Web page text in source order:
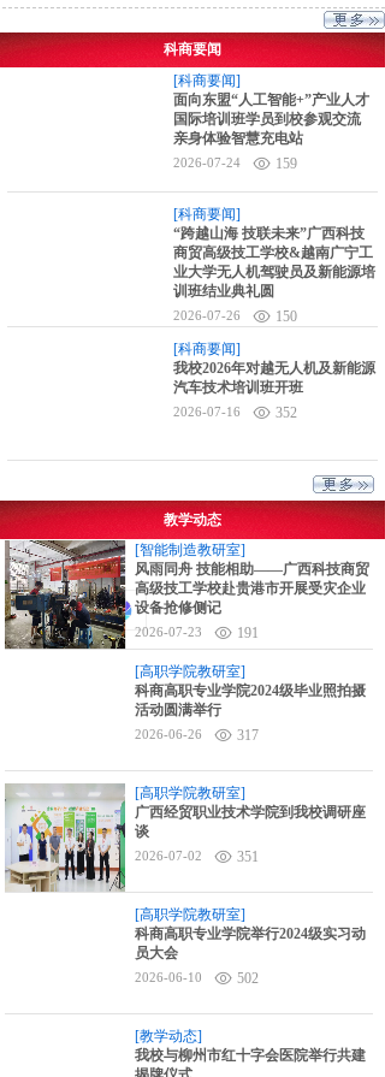
科商要闻
[科商要闻]
面向东盟“人工智能+”产业人才
国际培训班学员到校参观交流
亲身体验智慧充电站
2026-07-24 159
[科商要闻]
“跨越山海 技联未来”广西科技
商贸高级技工学校&越南广宁工
业大学无人机驾驶员及新能源培
训班结业典礼圆
2026-07-26
150
[科商要闻]
我校2026年对越无人机及新能源
汽车技术培训班开班
2026-07-16 352
教学动态
[智能制造教研室]
风雨同舟 技能相助——广西科技商贸
高级技工学校赴贵港市开展受灾企业
设备抢修侧记
2026-07-23 191
[高职学院教研室]
科商高职专业学院2024级毕业照拍摄
活动圆满举行
2026-06-26 317
[高职学院教研室]
广西经贸职业技术学院到我校调研座
谈
2026-07-02 351
[高职学院教研室]
科商高职专业学院举行2024级实习动
员大会
2026-06-10 502
[教学动态]
我校与柳州市红十字会医院举行共建
6对1升学指导
分享至: